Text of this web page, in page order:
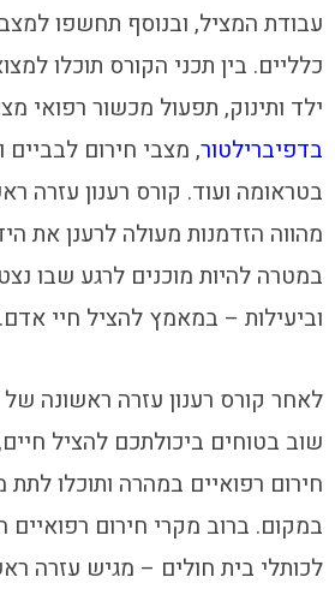
עבודת המציל, ובנוסף תחשפו
כלליים. בין תכני הקורס תוכלו
ילד ותינוק, תפעול מכשור רפואי
בדפיברילטור, מצבי חירום לבביים
מהווה הזדמנות מעולה לרענן את
במטרה להיות מוכנים לרגע שבו
וביעילות – במאמץ להציל חיי אדם.
לאחר קורס רענון עזרה ראשונה
שוב בטוחים ביכולתכם להציל
חירום רפואיים במהרה ותוכלו לתת
במקום. ברוב מקרי חירום
לכותלי בית חולים – מגיש עזרה